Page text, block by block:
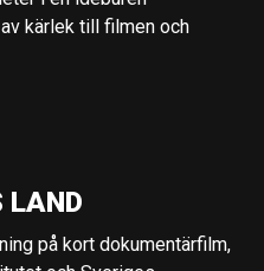
kärlek till filmen och
LAND
på kort dokumentärfilm,